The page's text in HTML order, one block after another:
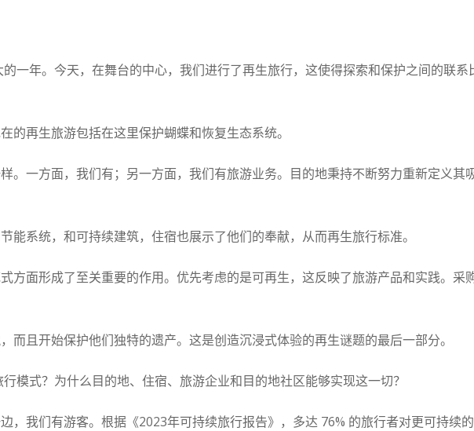
一年。今天，在舞台的中心，我们进行了再生旅行，这使得探索和保护之间的联系
的再生旅游包括在这里保护蝴蝶和恢复生态系统。
。一方面，我们有；另一方面，我们有旅游业务。目的地秉持不断努力重新定义其
能系统，和可持续建筑，住宿也展示了他们的奉献，从而再生旅行标准。
方面形成了至关重要的作用。优先考虑的是可再生，这反映了旅游产品和实践。采
而且开始保护他们独特的遗产。这是创造沉浸式体验的再生谜题的最后一部分。
模式？为什么目的地、住宿、旅游企业和目的地社区能够实现这一切？
，我们有游客。根据《2023年可持续旅行报告》，多达 76% 的旅行者对更可持续